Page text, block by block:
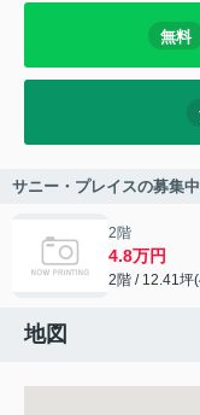
無料
サニー・プレイスの募集
2階
4.8万円
2階 / 12.41坪
地図